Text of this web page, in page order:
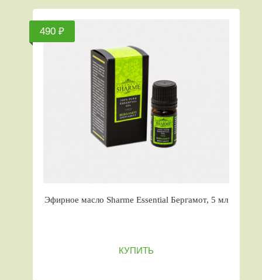
490 ₽
Эфирное масло Sharme Essential Бергамот, 5 мл
КУПИТЬ